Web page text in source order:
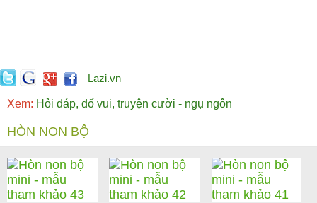
Lazi.vn
Xem: Hỏi đáp, đố vui, truyện cười - ngụ ngôn
HÒN NON BỘ